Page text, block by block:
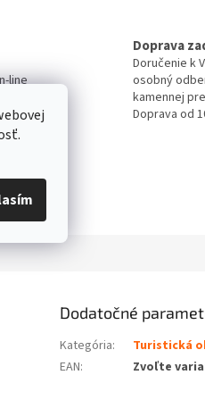
line
Doprava
Doručenie k
osobný
kamennej
Doprava od
Dodatočné
Kategória:
Turistická
EAN: Zvoľte